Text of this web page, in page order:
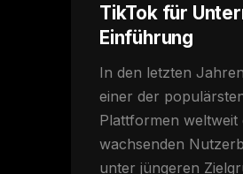
TikTok für
Einführung
In den letzten
einer der
Plattformen weltweit
wachsenden
unter jüngeren